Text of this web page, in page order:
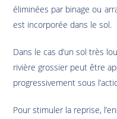
éliminées par binage ou
est incorporée dans le sol.
Dans le cas d’un sol très
rivière grossier peut être
progressivement sous
Pour stimuler la reprise,